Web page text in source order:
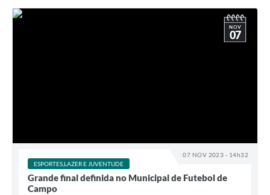
07 NOV 2023 - 14h32
NOV
07
ESPORTES,LAZER E JUVENTUDE
Grande final definida no Municipal de Futebol de
Campo